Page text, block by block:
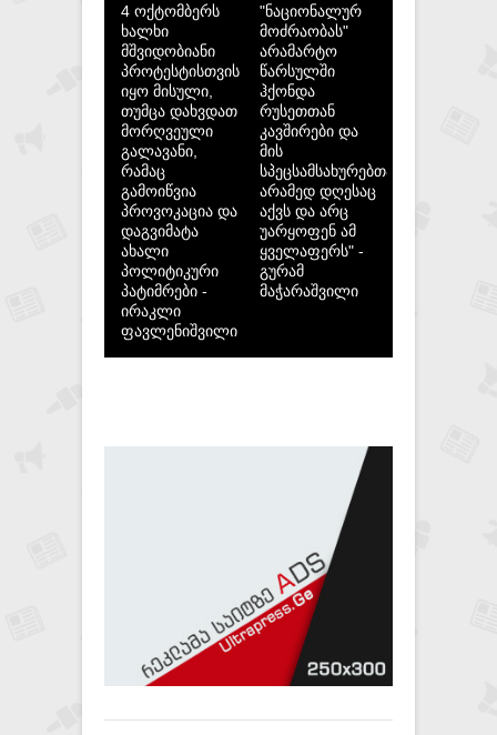
4 ოქტომბერს
ხალხი
მშვიდობიანი
პროტესტისთვის
იყო მისული,
თუმცა დახვდათ
მორღვეული
გალავანი,
რამაც
გამოიწვია
პროვოკაცია და
დაგვიმატა
ახალი
პოლიტიკური
პატიმრები -
ირაკლი
ფავლენიშვილი
"ნაციონალურ
მოძრაობას"
არამარტო
წარსულში
ჰქონდა
რუსეთთან
კავშირები და
მის
სპეცსამსახურებთან,
არამედ დღესაც
აქვს და არც
უარყოფენ ამ
ყველაფერს" -
გურამ
მაჭარაშვილი